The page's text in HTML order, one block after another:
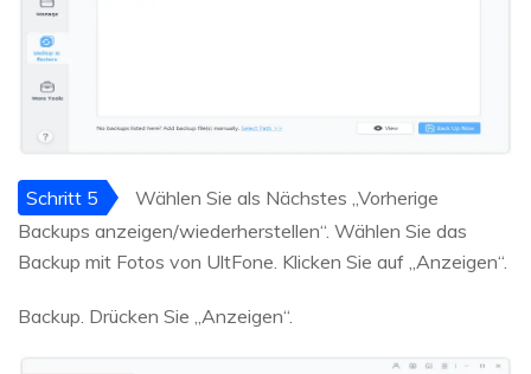
Schritt 5
Wählen Sie als Nächstes „Vorherige
Backups anzeigen/wiederherstellen“. Wählen Sie das
Backup mit Fotos von UltFone. Klicken Sie auf „Anzeigen“.
Backup. Drücken Sie „Anzeigen“.